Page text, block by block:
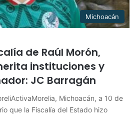
Michoacán
de Raúl Morón,
instituciones y
JC Barragán
Michoacán, a 10 de
que la Fiscalía del Estado hizo